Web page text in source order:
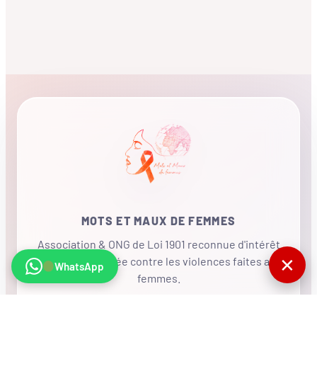
MOTS ET MAUX DE FEMMES
Association & ONG de Loi 1901 reconnue d'intérêt
général, mobilisée contre les violences faites aux
femmes.
WhatsApp ✕